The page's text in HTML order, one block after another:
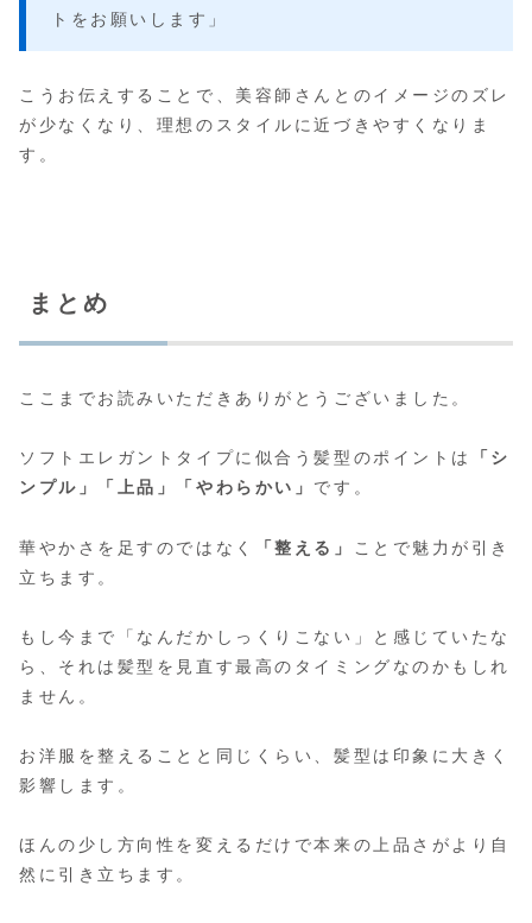
トをお願いします」
こうお伝えすることで、美容師さんとのイメージのズレ
が少なくなり、理想のスタイルに近づきやすくなりま
す。
まとめ
ここまでお読みいただきありがとうございました。
ソフトエレガントタイプに似合う髪型のポイントは
「シ
ンプル」「上品」「やわらかい」 です。
華やかさを足すのではなく 「整える」
ことで魅力が引き
立ちます。
もし今まで「なんだかしっくりこない」と感じていたな
ら、それは髪型を見直す最高のタイミングなのかもしれ
ません。
お洋服を整えることと同じくらい、髪型は印象に大きく
影響します。
ほんの少し方向性を変えるだけで本来の上品さがより自
然に引き立ちます。